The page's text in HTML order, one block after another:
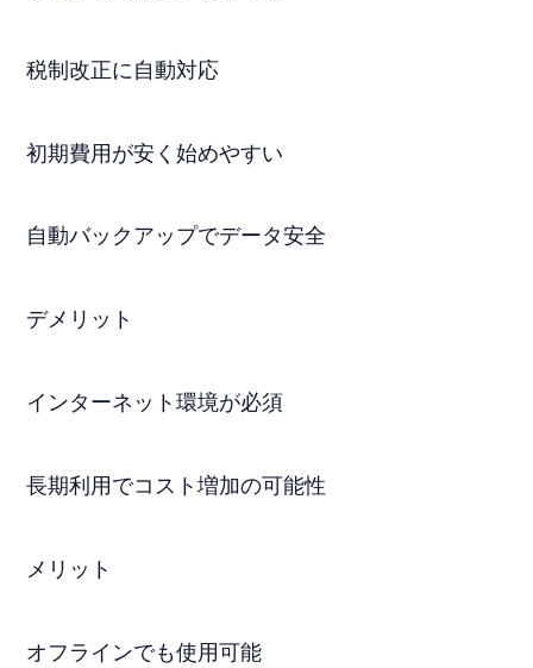
税制改正に自動対応
初期費用が安く始めやすい
自動バックアップでデータ安全
デメリット
インターネット環境が必須
長期利用でコスト増加の可能性
メリット
オフラインでも使用可能